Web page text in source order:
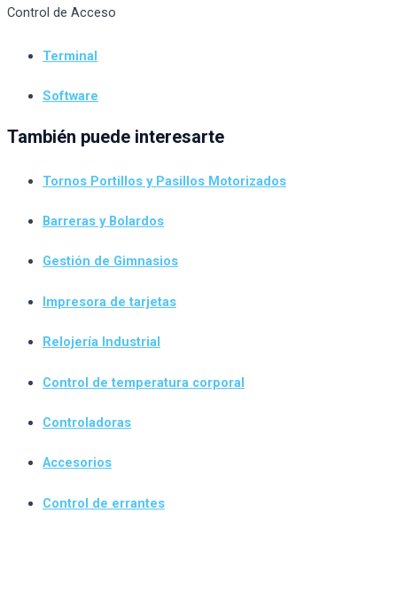
Control de Acceso
Terminal
Software
También puede interesarte
Tornos Portillos y Pasillos Motorizados
Barreras y Bolardos
Gestión de Gimnasios
Impresora de tarjetas
Relojería Industrial
Control de temperatura corporal
Controladoras
Accesorios
Control de errantes